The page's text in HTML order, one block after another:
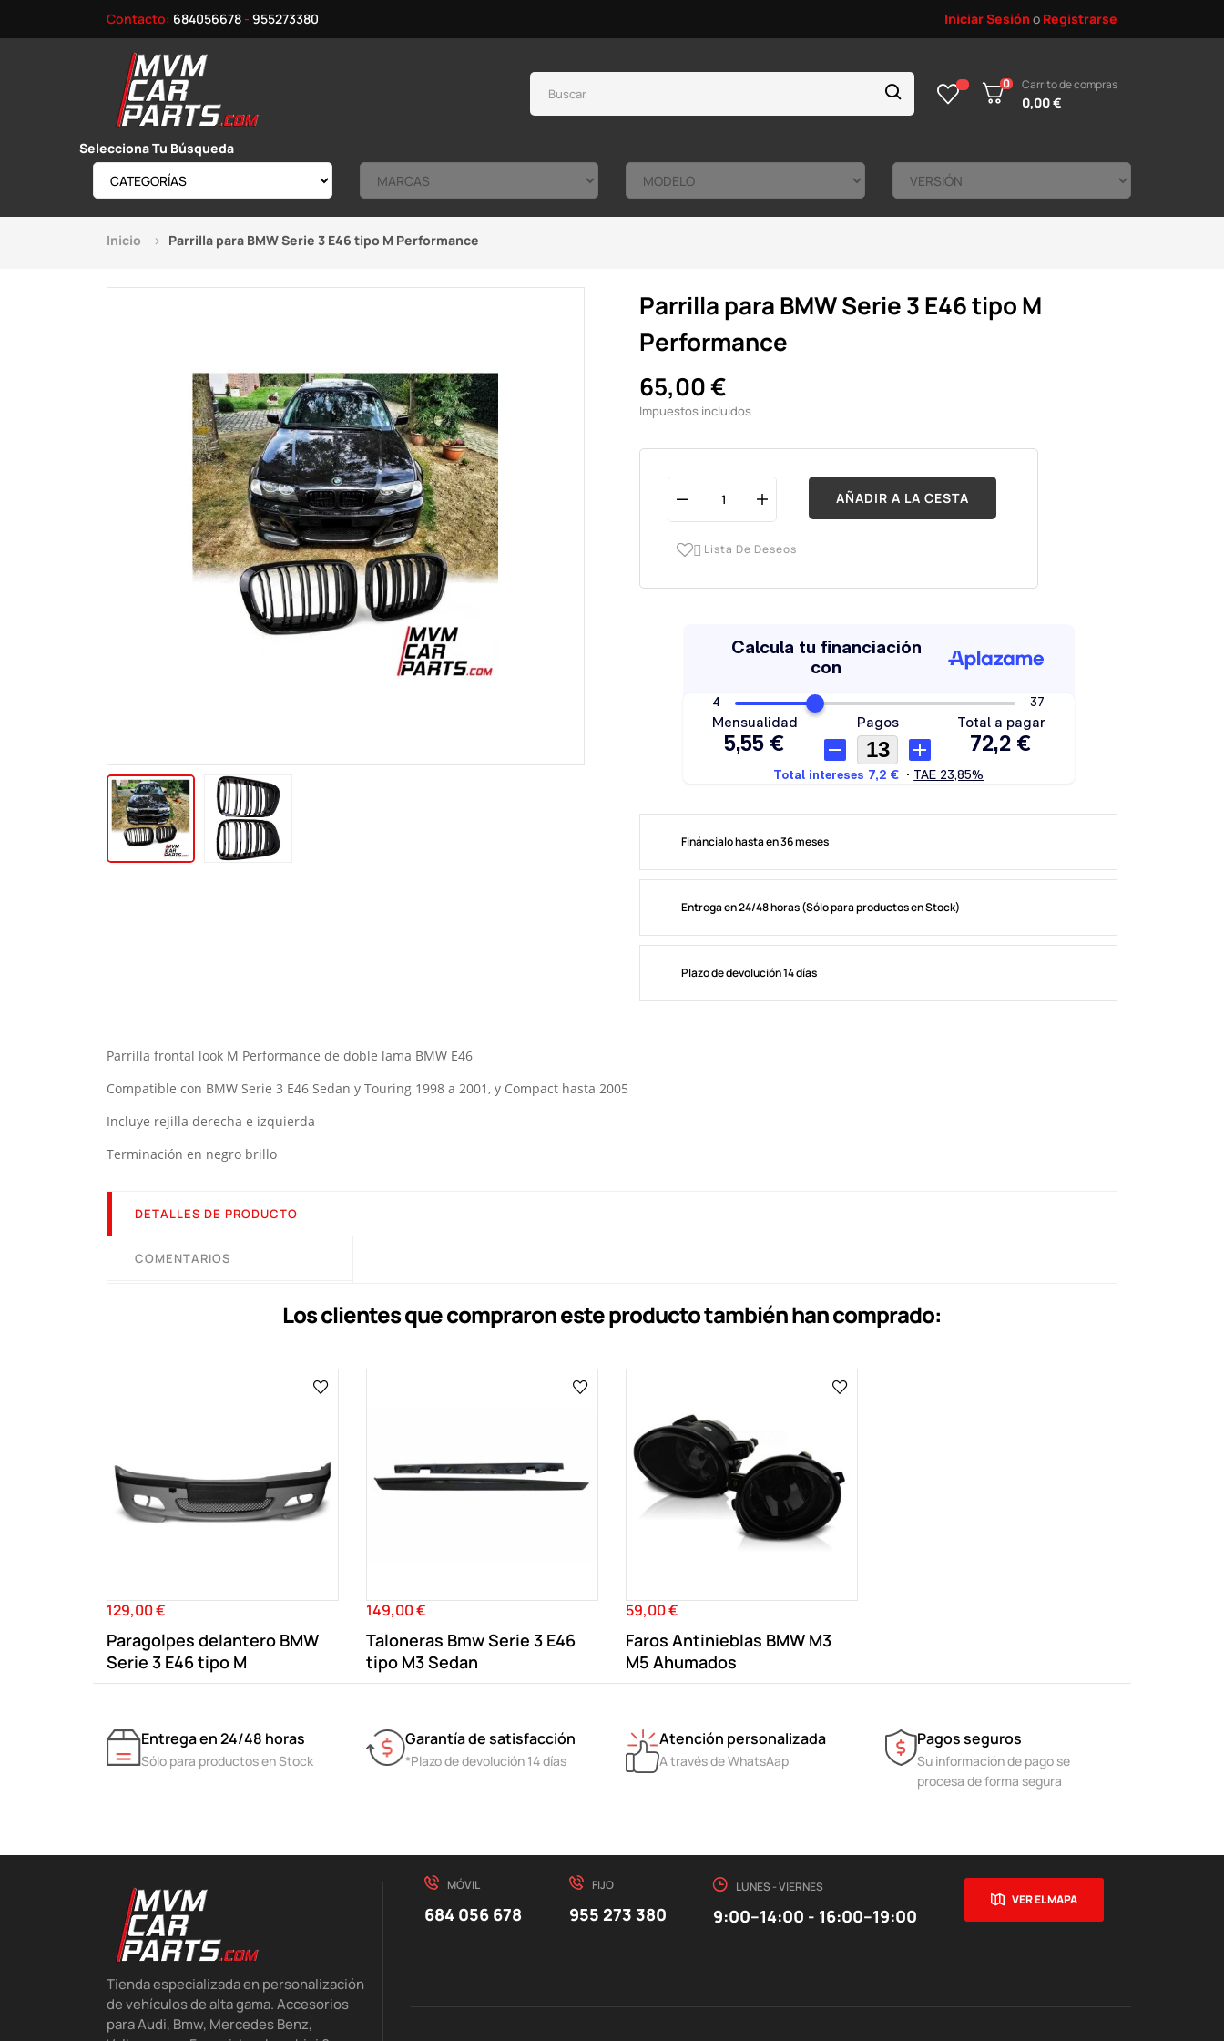
Contacto: 684056678- 955273380 Iniciar Sesión o Registrarse
0 Carrito de compras
0,00 €
Selecciona Tu Búsqueda
Inicio Parrilla para BMW Serie 3 E46 tipo M Performance
Parrilla para BMW Serie 3 E46 tipo M
Performance
65,00 €
Impuestos incluidos
AÑADIR A LA CESTA
 Lista De Deseos
Fináncialo hasta en 36 meses
Entrega en 24/48 horas (Sólo para productos en Stock)
Plazo de devolución 14 días
Parrilla frontal look M Performance de doble lama BMW E46
Compatible con BMW Serie 3 E46 Sedan y Touring 1998 a 2001, y Compact hasta 2005
Incluye rejilla derecha e izquierda
Terminación en negro brillo
DETALLES DE PRODUCTO
COMENTARIOS
Los clientes que compraron este producto también han comprado:
Precio
129,00 €
Paragolpes delantero BMW
Serie 3 E46 tipo M
Precio
149,00 €
Taloneras Bmw Serie 3 E46
tipo M3 Sedan
Precio
59,00 €
Faros Antinieblas BMW M3
M5 Ahumados
Entrega en 24/48 horas
Sólo para productos en Stock
Garantía de satisfacción
*Plazo de devolución 14 días
Atención personalizada
A través de WhatsAap
Pagos seguros
Su información de pago se
procesa de forma segura
Tienda especializada en personalización
de vehículos de alta gama. Accesorios
para Audi, Bmw, Mercedes Benz,
MÓVIL
684 056 678
FIJO
955 273 380
LUNES - VIERNES
9:00–14:00 - 16:00–19:00
VER EL MAPA